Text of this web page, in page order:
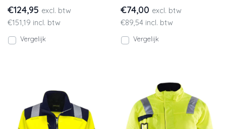
€124,95 excl. btw
€151,19 incl. btw
Vergelijk
Texpel Splash coatin
€74,00 excl. btw
€89,54 incl. btw
Vergelijk